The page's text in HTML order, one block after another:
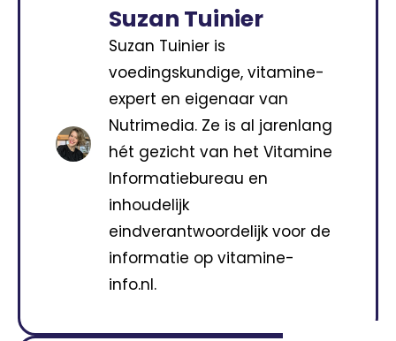
Suzan Tuinier
Suzan Tuinier is
voedingskundige, vitamine-
expert en eigenaar van
Nutrimedia. Ze is al jarenlang
hét gezicht van het Vitamine
Informatiebureau en
inhoudelijk
eindverantwoordelijk voor de
informatie op vitamine-
info.nl.